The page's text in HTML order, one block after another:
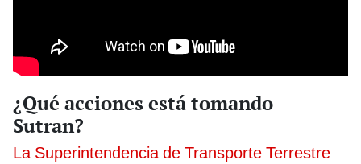
¿Qué acciones está tomando
Sutran?
La Superintendencia de Transporte Terrestre